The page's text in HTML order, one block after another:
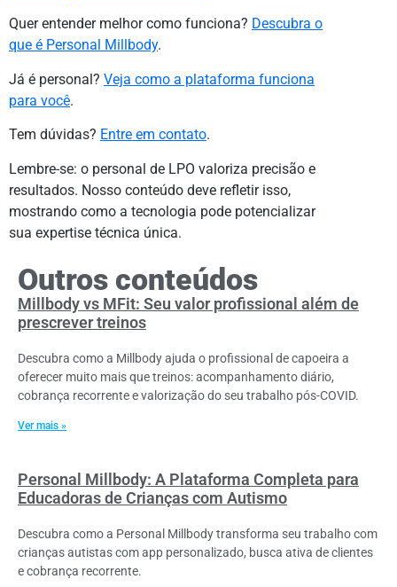
Quer entender melhor como funciona? Descubra o
que é Personal Millbody.
Já é personal? Veja como a plataforma funciona
para você.
Tem dúvidas? Entre em contato.
Lembre-se: o personal de LPO valoriza precisão e
resultados. Nosso conteúdo deve refletir isso,
mostrando como a tecnologia pode potencializar
sua expertise técnica única.
Outros conteúdos
Millbody vs MFit: Seu valor profissional além de
prescrever treinos
Descubra como a Millbody ajuda o profissional de capoeira a
oferecer muito mais que treinos: acompanhamento diário,
cobrança recorrente e valorização do seu trabalho pós-COVID.
Ver mais »
Personal Millbody: A Plataforma Completa para
Educadoras de Crianças com Autismo
Descubra como a Personal Millbody transforma seu trabalho com
crianças autistas com app personalizado, busca ativa de clientes
e cobrança recorrente.